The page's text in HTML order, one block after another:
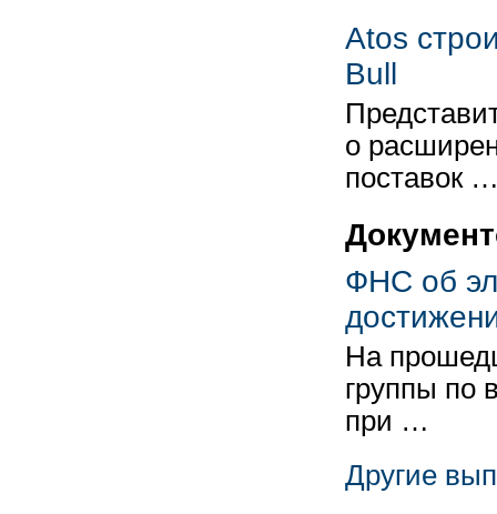
Atos
Bull
о
поставок
ФНС об
На
группы по
при …
Другие